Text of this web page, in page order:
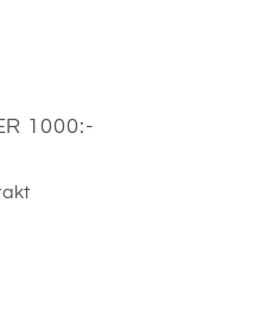
1000:-